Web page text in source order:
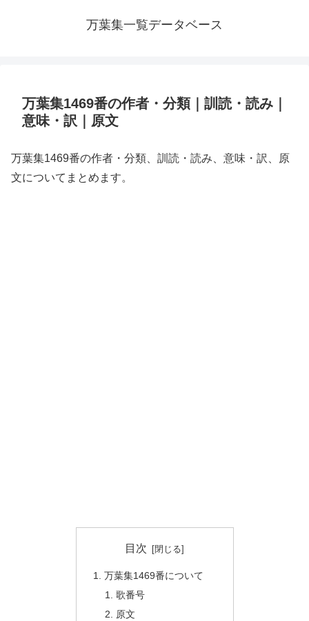
万葉集一覧データベース
万葉集1469番の作者・分類｜訓読・読み｜
意味・訳｜原文
万葉集1469番の作者・分類、訓読・読み、意味・訳、原
文についてまとめます。
目次
万葉集1469番について
歌番号
原文